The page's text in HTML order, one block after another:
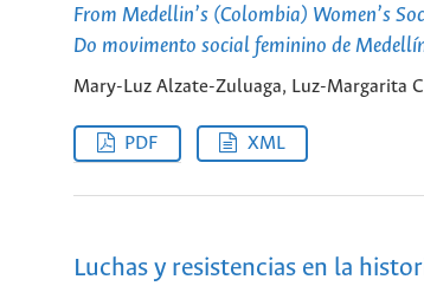
From Medellin’s (Colombia) Women’s
Do movimento social feminino de
Mary-Luz Alzate-Zuluaga, Luz-Margarita
PDF XML
Luchas y resistencias en la